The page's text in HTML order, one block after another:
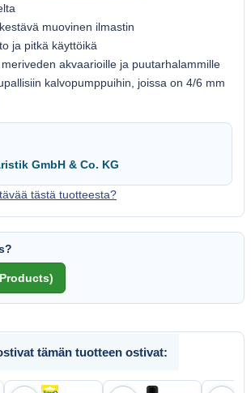
muovinen ilmastin
ja pitkä käyttöikä
akvaarioille ja puutarhalammille
kalvopumppuihin, joissa on 4/6 mm
GmbH & Co. KG
tästä tuotteesta?
tämän tuotteen ostivat: